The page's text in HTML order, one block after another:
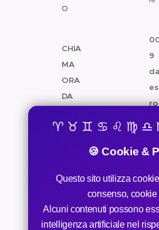
♈ ♉ ♊ ♋ ♌ ♍ ♎
🍪 Cookie &
Questo sito utilizza
consenso, cookie
Alcuni contenuti possono
intelligenza artificiale nel
o
CHIA
MA
ORA
DA
TA
Il tuo
o
non
9
ro
il